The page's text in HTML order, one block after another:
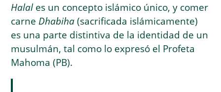
Halal es un concepto islámico único, y comer
carneDhabiha(sacrificada islámicamente)
es una parte distintiva de la identidad de un
musulmán, tal como lo expresó el Profeta
Mahoma (PB).